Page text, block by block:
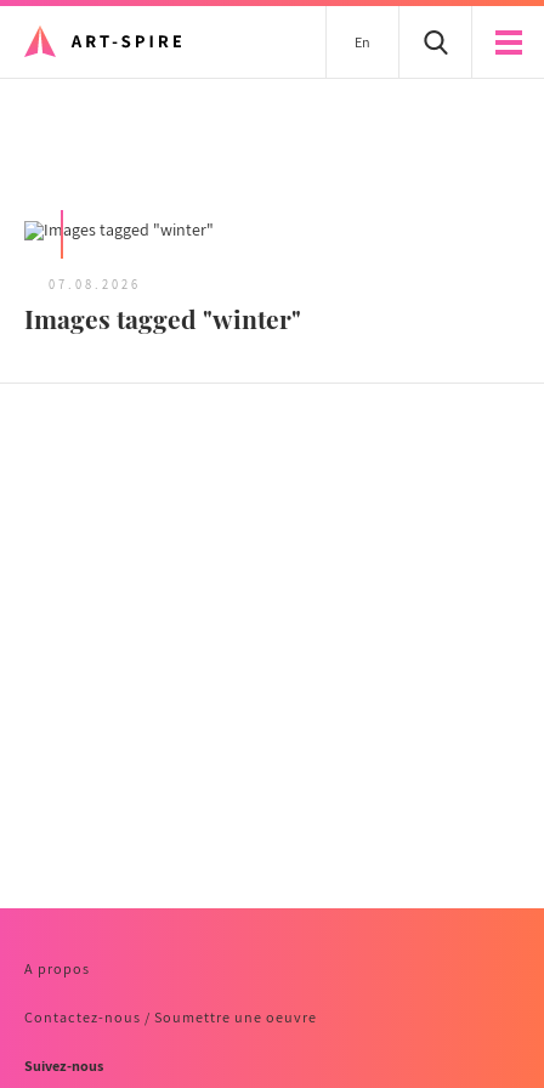
En
07.08.2026
Images tagged "winter"
A propos
Contactez-nous / Soumettre une oeuvre
Suivez-nous